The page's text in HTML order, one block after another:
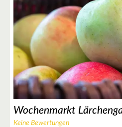
Wochenmarkt
Keine Bewertungen